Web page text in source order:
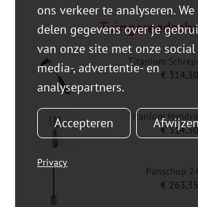
Titanium
€ 314,30
Titanium
€314,30
Panschop
€ 263,35
ons verkeer te analyseren. We
delen gegevens over je
van onze site met onze social
media-, advertentie- en
analysepartners.
Accepteren
Privacy